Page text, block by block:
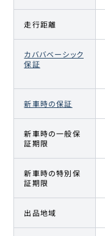
走行距離
カババベーシック
保証
新車時の保証
新車時の一般保
証期限
新車時の特別保
証期限
出品地域